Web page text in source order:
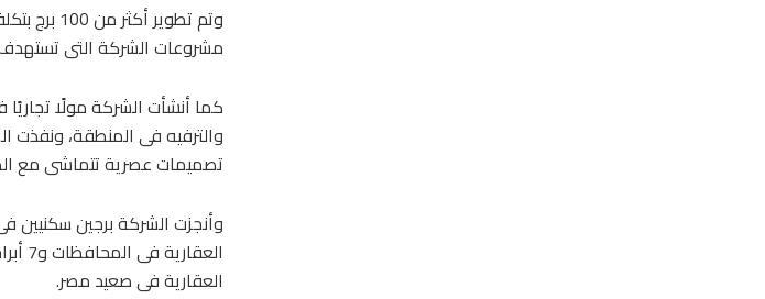
مشروعات الشركة التى
تصميمات عصرية تتماشى مع
العقارية فى صعيد مصر.